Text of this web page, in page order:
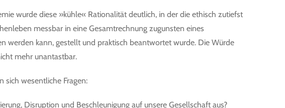
wurde diese »kühle« Rationalität deutlich, in der die ethisch zutiefst
messbar in eine Gesamtrechnung zugunsten eines
werden kann, gestellt und praktisch beantwortet wurde. Die Würde
mehr unantastbar.
sich wesentliche Fragen:
Disruption und Beschleunigung auf unsere Gesellschaft aus?